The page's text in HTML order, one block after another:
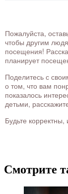
Пожалуйста,
чтобы другим
посещения!
планирует
Поделитесь с
о том, что вам
показалось
детьми,
Будьте
Смотрите